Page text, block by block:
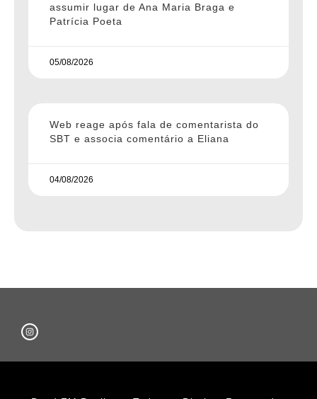
assumir lugar de Ana Maria Braga e
Patrícia Poeta
05/08/2026
Web reage após fala de comentarista do
SBT e associa comentário a Eliana
04/08/2026